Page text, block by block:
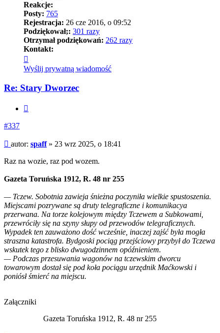
Reakcje:
Posty: 765
Rejestracja: 26 cze 2016, o 09:52
Podziękował;: 301 razy
Otrzymał podziękowań: 262 razy
Kontakt:
się
z
Wyślij prywatną wiadomość
Re: Stary Dworzec
#337
Post
autor: spaff» 23 wrz 2025, o 18:41
Raz na wozie, raz pod wozem.
Gazeta Toruńska 1912, R. 48 nr 255
— Tczew. Sobotnia zawieja śnieżna poczyniła wielkie spustoszenia.
Miejscami pozrywane są druty telegraficzne i komunikacya
przerwana. Na torze kolejowym między Tczewem a Subkowami,
przewróciły się na szyny słupy od przewodów telegraficznych.
Wypadek ten zauważono dość wcześnie, inaczej zajść była mogła
straszna katastrofa. Bydgoski pociąg przejściowy przybył do Tczewa
wskutek tego z blisko dwugodzinnem opóźnieniem.
— Podczas przesuwania wagonów na tczewskim dworcu
towarowym dostał się pod koła pociągu urzędnik Maćkowski i
poniósł śmierć na miejscu.
Załączniki
Gazeta Toruńska 1912, R. 48 nr 255